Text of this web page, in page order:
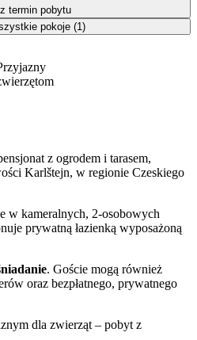
z ogrodem i tarasem,
Karlštejn, w regionie Czeskiego
w kameralnych, 2-osobowych
prywatną łazienką wyposażoną
. Goście mogą również
oraz bezpłatnego, prywatnego
dla zwierząt – pobyt z
termin pobytu
pokoje (1)